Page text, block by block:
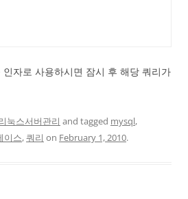
자로 사용하시면 잠시 후 해당 쿼리가
눅스서버관리 and tagged mysql,
이스,쿼리 on February 1, 2010.